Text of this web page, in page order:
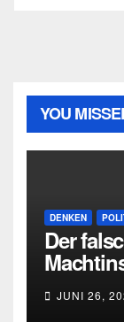
YOU
DENKEN
Der
und
JUNI 26,